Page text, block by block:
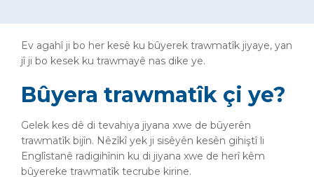
Ev agahî ji bo her kesê ku bûyerek trawmatîk jiyaye, yan
jî ji bo kesek ku trawmayê nas dike ye.
Bûyera trawmatîk çi ye?
Gelek kes dê di tevahiya jiyana xwe de bûyerên
trawmatîk bijîn. Nêzîkî yek ji sisêyên kesên gihiştî li
Englîstanê radigihînin ku di jiyana xwe de herî kêm
bûyereke trawmatîk tecrube kirine.